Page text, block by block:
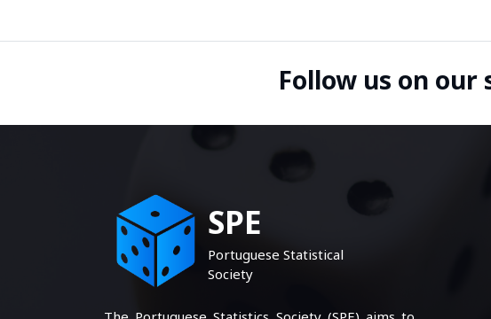
Follow us on
SPE
Portuguese Statistical
Society